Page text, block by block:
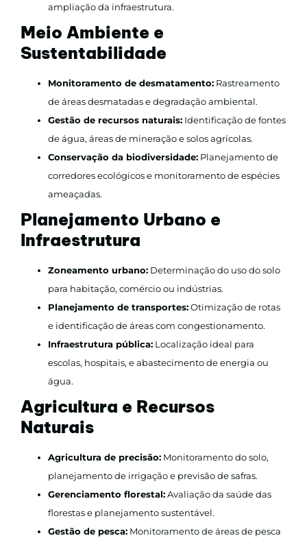
ampliação da infraestrutura.
Meio Ambiente e
Sustentabilidade
Monitoramento de desmatamento: Rastreamento
de áreas desmatadas e degradação ambiental.
Gestão de recursos naturais: Identificação de fontes
de água, áreas de mineração e solos agrícolas.
Conservação da biodiversidade: Planejamento de
corredores ecológicos e monitoramento de espécies
ameaçadas.
Planejamento Urbano e
Infraestrutura
Zoneamento urbano: Determinação do uso do solo
para habitação, comércio ou indústrias.
Planejamento de transportes:Otimização de rotas
e identificação de áreas com congestionamento.
Infraestrutura pública: Localização ideal para
escolas, hospitais, e abastecimento de energia ou
água.
Agricultura e Recursos
Naturais
Agricultura de precisão: Monitoramento do solo,
planejamento de irrigação e previsão de safras.
Gerenciamento florestal:Avaliação da saúde das
florestas e planejamento sustentável.
Gestão de pesca: Monitoramento de áreas de pesca